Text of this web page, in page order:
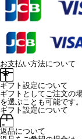
お支払い方法について
ギフト設定について
ギフトとしてご注文の
を選ぶことも可能です
ギフト設定について
返品について